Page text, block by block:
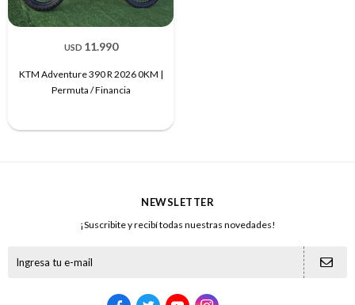
USD 11.990
KTM Adventure 390 R 2026 0KM |
Permuta / Financia
NEWSLETTER
¡Suscribite y recibí todas nuestras novedades!